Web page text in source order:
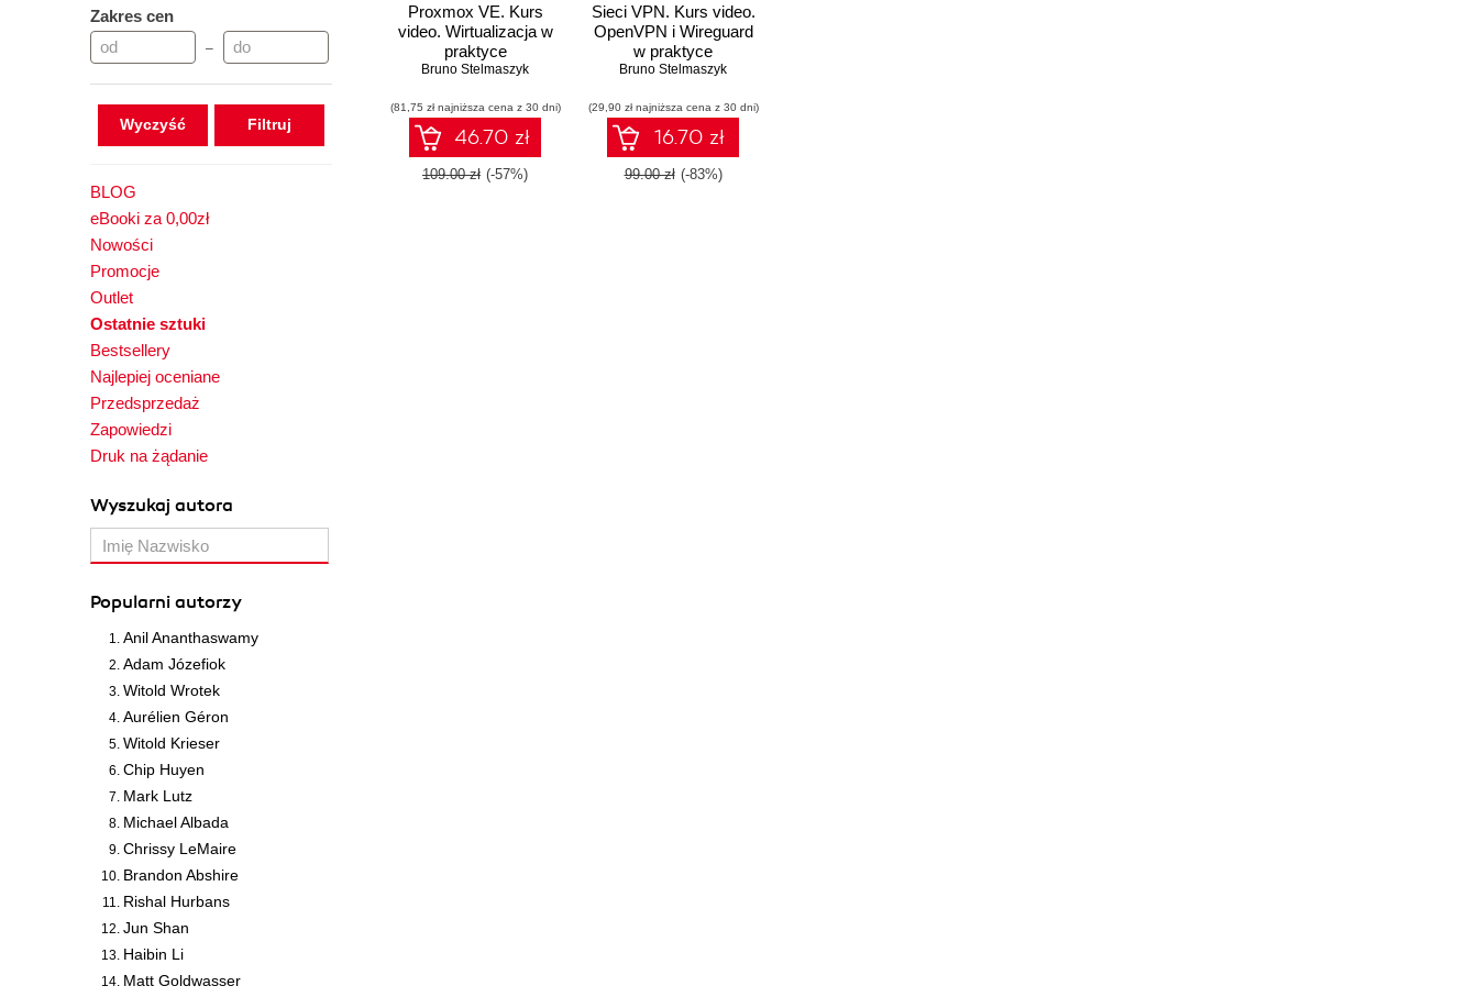
Zakres cen
–
Wyczyść
BLOG
eBooki za 0,00zł
Nowości
Promocje
Outlet
Ostatnie sztuki
Bestsellery
Najlepiej oceniane
Przedsprzedaż
Zapowiedzi
Druk na żądanie
Wyszukaj autora
Popularni autorzy
Anil Ananthaswamy
Adam Józefiok
Witold Wrotek
Aurélien Géron
Witold Krieser
Chip Huyen
Mark Lutz
Michael Albada
Chrissy LeMaire
Brandon Abshire
Rishal Hurbans
Jun Shan
Haibin Li
Matt Goldwasser
Proxmox VE. Kurs
video. Wirtualizacja w
praktyce
Bruno Stelmaszyk
(81,75 zł najniższa cena z 30 dni)
46.70 zł
109.00 zł (-57%)
Sieci VPN. Kurs video.
OpenVPN i Wireguard
w praktyce
Bruno Stelmaszyk
(29,90 zł najniższa cena z 30 dni)
16.70 zł
99.00 zł (-83%)